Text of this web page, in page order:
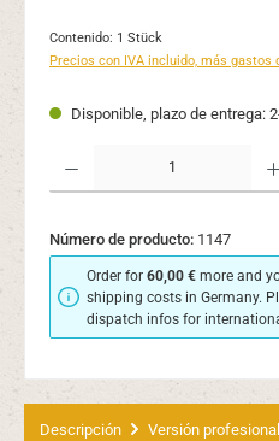
Contenido: 1 Stück
Precios con IVA incluido, más gastos
Disponible, plazo de entrega:
Cantidad del producto: introduce la
Número de producto: 1147
Order for60,00 € more and
shipping costs in Germany.
dispatch infos for
Descripción
Versión